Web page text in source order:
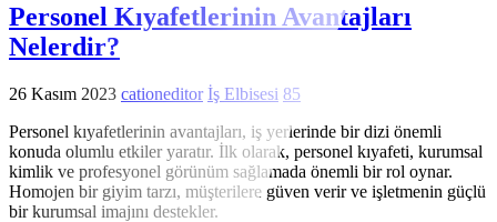
Personel Kıyafetlerinin Avantajları
Nelerdir?
26 Kasım 2023 cationeditor İş Elbisesi 85
Personel kıyafetlerinin avantajları, iş yerlerinde bir dizi önemli
konuda olumlu etkiler yaratır. İlk olarak, personel kıyafeti, kurumsal
kimlik ve profesyonel görünüm sağlamada önemli bir rol oynar.
Homojen bir giyim tarzı, müşterilere güven verir ve işletmenin güçlü
bir kurumsal imajını destekler.